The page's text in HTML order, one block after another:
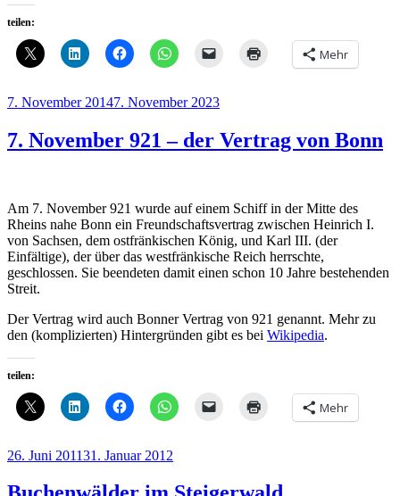
teilen:
Mehr
Veröffentlicht
7. November 20147. November 2023
7. November 921 – der Vertrag von Bonn
Am 7. November 921 wurde auf einem Schiff in der Mitte des
Rheins nahe Bonn ein Freundschaftsvertrag zwischen Heinrich I.
von Sachsen, dem ostfränkischen König, und Karl III. (der
Einfältige), der über das westfränkische Reich herrschte,
geschlossen. Sie beendeten damit einen schon 10 Jahre bestehenden
Streit.
Der Vertrag wird auch Bonner Vertrag von 921 genannt. Mehr zu
den (komplizierten) Hintergründen gibt es bei Wikipedia.
teilen:
Mehr
Veröffentlicht
26. Juni 201131. Januar 2012